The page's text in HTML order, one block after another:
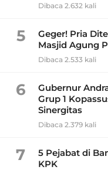
Dibaca 2.632 kali
5
Geger! Pria
Masjid Agung
Dibaca 2.533 kali
6
Gubernur
Grup 1
Sinergitas
Dibaca 2.379 kali
7
5 Pejabat di
KPK